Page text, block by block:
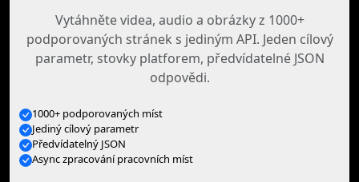
Vytáhněte videa, audio a obrázky z 1000+
podporovaných stránek s jediným API. Jeden cílový
parametr, stovky platforem, předvídatelné JSON
odpovědi.
1000+ podporovaných míst
Jediný cílový parametr
Předvídatelný JSON
Async zpracování pracovních míst